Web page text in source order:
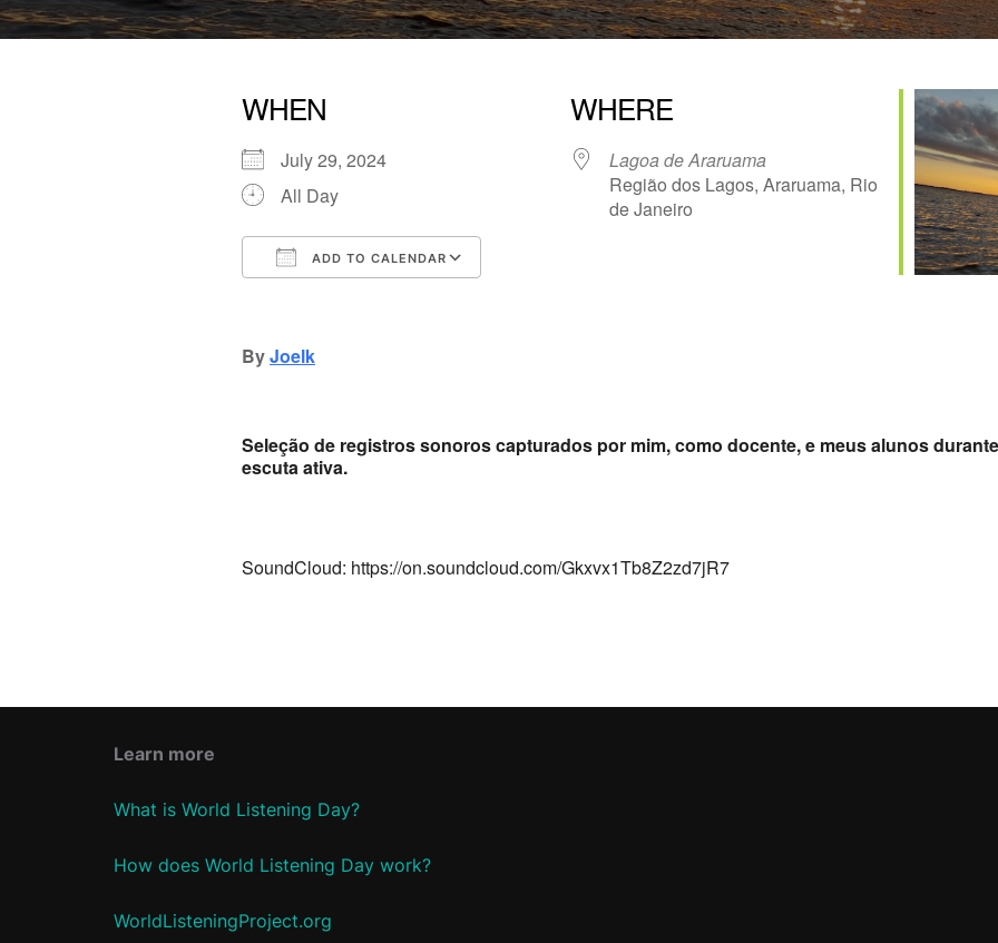
WHEN
July 29, 2024
All Day
ADD TO CALENDAR
ByJoelk
WHERE
Lagoa de Araruama
Região dos Lagos, Araruama, Rio
de Janeiro
Seleção de registros sonoros capturados por mim, como docente, e meus alunos
escuta ativa.
SoundCloud: https://on.soundcloud.com/Gkxvx1Tb8Z2zd7jR7
Learn more
What is World Listening Day?
How does World Listening Day work?
WorldListeningProject.org